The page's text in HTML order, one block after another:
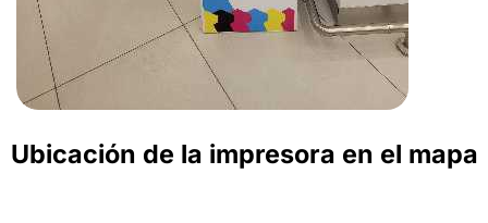
Ubicación de la impresora en el mapa